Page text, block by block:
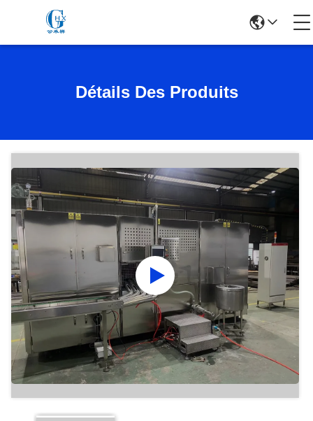
Détails Des Produits